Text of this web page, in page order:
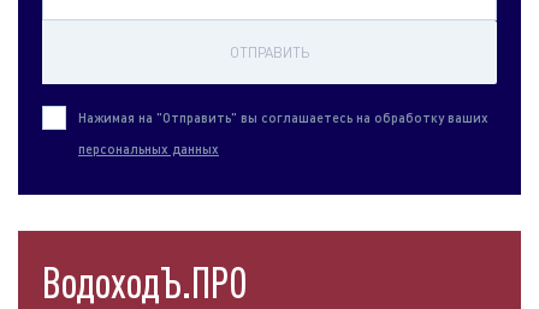
ОТПРАВИТЬ
Нажимая на "Отправить" вы соглашаетесь на обработку ваших
персональных данных
ВодоходЪ.ПРО